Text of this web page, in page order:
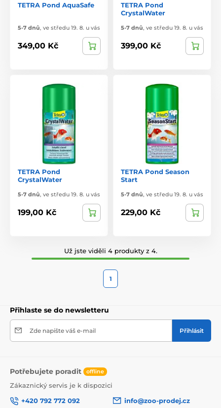
TETRA Pond AquaSafe
5-7 dnů, ve středu 19. 8. u vás
349,00 Kč
TETRA Pond
CrystalWater
5-7 dnů, ve středu 19. 8. u vás
399,00 Kč
TETRA Pond
CrystalWater
5-7 dnů, ve středu 19. 8. u vás
199,00 Kč
TETRA Pond Season
Start
5-7 dnů, ve středu 19. 8. u vás
229,00 Kč
Už jste viděli 4 produkty z 4.
1
Přihlaste se do newsletteru
Zde napište váš e-mail Přihlásit
Potřebujete poradit offline
Zákaznický servis je k dispozici
+420 792 772 092
info@zoo-prodej.cz